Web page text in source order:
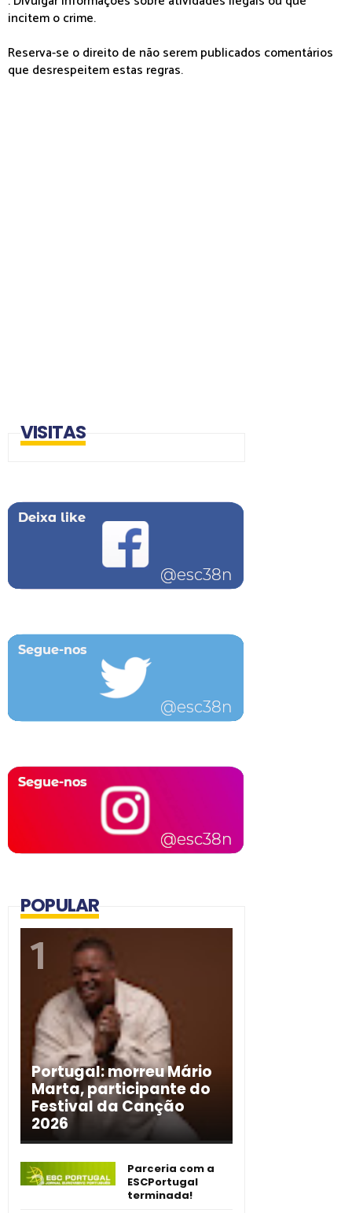
incitem o crime.
Reserva-se o direito de não serem publicados comentários
que desrespeitem estas regras.
VISITAS
POPULAR
Portugal: morreu Mário
Marta, participante do
Festival da Canção
2026
Parceria com a
ESCPortugal
terminada!